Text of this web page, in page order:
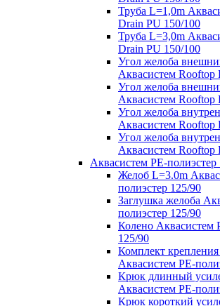
Труба L=1,0m
Drain PU 150/100
Труба L=3,0m
Drain PU 150/100
Угол желоба
Аквасистем Rooftop
Угол желоба
Аквасистем Rooftop
Угол желоба
Аквасистем Rooftop
Угол желоба
Аквасистем Rooftop
Аквасистем PE-полиэстер
Желоб L=3.0m
полиэстер 125/90
Заглушка желоба
полиэстер 125/90
Колено Аквасистем
125/90
Комплект
Аквасистем PE-
Крюк длинный
Аквасистем PE-
Крюк короткий